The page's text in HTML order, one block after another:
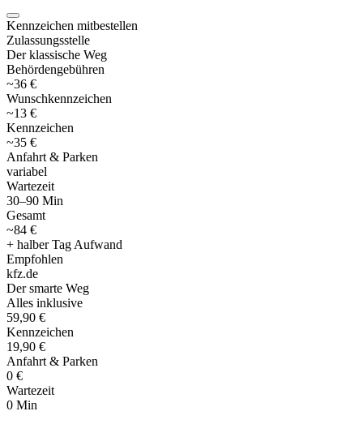
Kennzeichen mitbestellen
Zulassungsstelle
Der klassische Weg
Behördengebühren
~36 €
Wunschkennzeichen
~13 €
Kennzeichen
~35 €
Anfahrt & Parken
variabel
Wartezeit
30–90 Min
Gesamt
~84 €
+ halber Tag Aufwand
Empfohlen
kfz.de
Der smarte Weg
Alles inklusive
59,90 €
Kennzeichen
19,90 €
Anfahrt & Parken
0 €
Wartezeit
0 Min